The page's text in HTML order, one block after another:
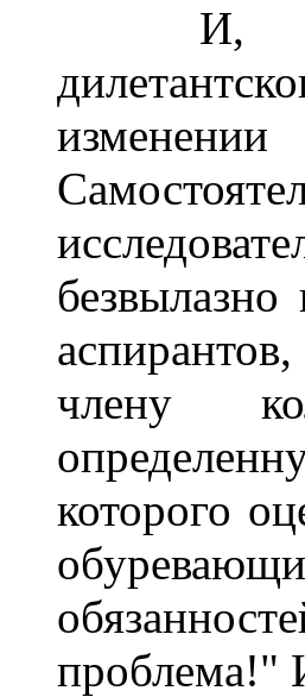
И,
члену
которого
проблема!"